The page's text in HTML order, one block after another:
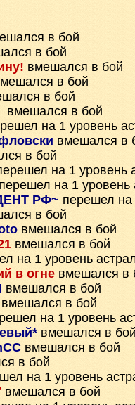
в бой
в бой
вмешался в бой
в бой
в бой
вмешался в бой
на 1 уровень
вмешался в
в бой
на 1 уровень
перешел на 1 уровень
РФ~ перешел на
в бой
вмешался в бой
вмешался в бой
на 1 уровень
в огне вмешался в
вмешался в бой
вмешался в бой
на 1 уровень
вмешался в
вмешался в бой
в бой
на 1 уровень
вмешался в бой